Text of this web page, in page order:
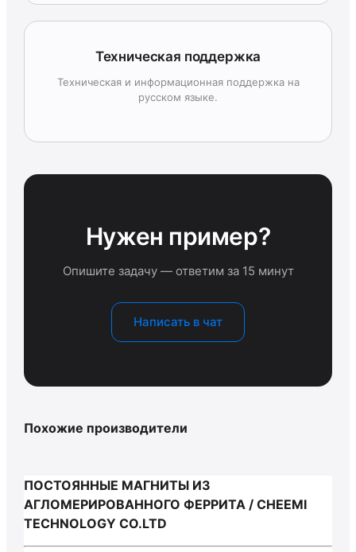
Техническая поддержка
Техническая и информационная поддержка на
русском языке.
Нужен пример?
Опишите задачу — ответим за 15 минут
Написать в чат
Похожие производители
ПОСТОЯННЫЕ МАГНИТЫ ИЗ
АГЛОМЕРИРОВАННОГО ФЕРРИТА / CHEEMI
TECHNOLOGY CO.LTD